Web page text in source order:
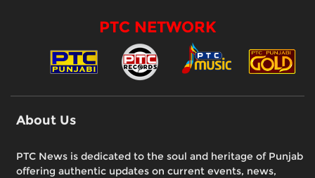
PTC NETWORK
About Us
PTC News is dedicated to the soul and heritage of Punjab
offering authentic updates on current events, news,